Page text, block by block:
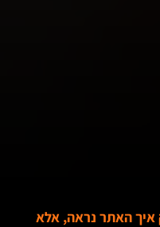
איך האתר נראה, אלא